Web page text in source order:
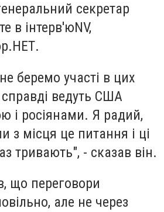
секретар
в інтерв'юNV,
беремо участі в цих
справді ведуть США
і росіянами. Я радий,
місця це питання і ці
тривають", - сказав він.
що переговори
але не через